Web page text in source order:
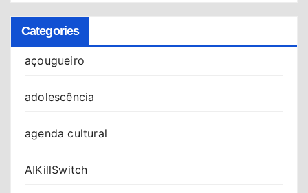
Categories
açougueiro
adolescência
agenda cultural
AIKillSwitch